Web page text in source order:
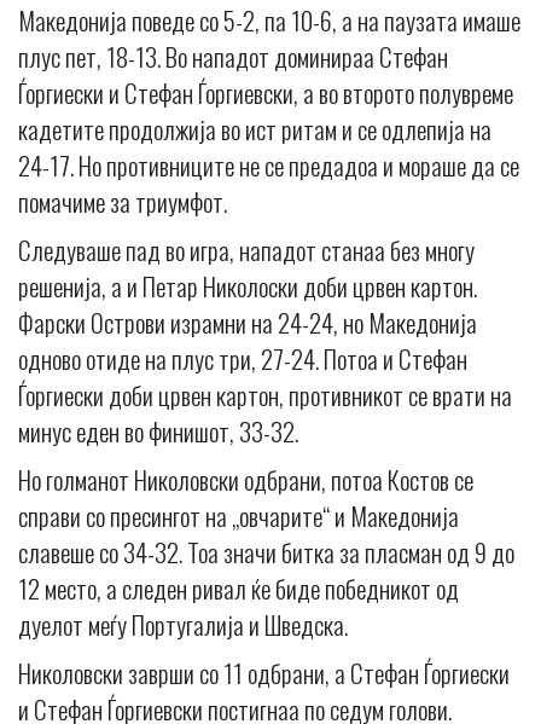
Македонија поведе со 5-2, па 10-6, а на паузата имаше
плус пет, 18-13. Во нападот доминираа Стефан
Ѓоргиески и Стефан Ѓоргиевски, а во второто полувреме
кадетите продолжија во ист ритам и се одлепија на
24-17. Но противниците не се предадоа и мораше да се
помачиме за триумфот.
Следуваше пад во игра, нападот станаа без многу
решенија, а и Петар Николоски доби црвен картон.
Фарски Острови израмни на 24-24, но Македонија
одново отиде на плус три, 27-24. Потоа и Стефан
Ѓоргиески доби црвен картон, противникот се врати на
минус еден во финишот, 33-32.
Но голманот Николовски одбрани, потоа Костов се
справи со пресингот на „овчарите“ и Македонија
славеше со 34-32. Тоа значи битка за пласман од 9 до
12 место, а следен ривал ќе биде победникот од
дуелот меѓу Португалија и Шведска.
Николовски заврши со 11 одбрани, а Стефан Ѓоргиески
и Стефан Ѓоргиевски постигнаа по седум голови.